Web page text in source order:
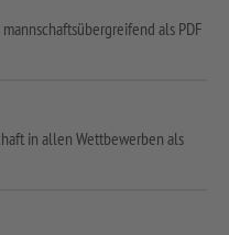
als PDF
in allen Wettbewerben als